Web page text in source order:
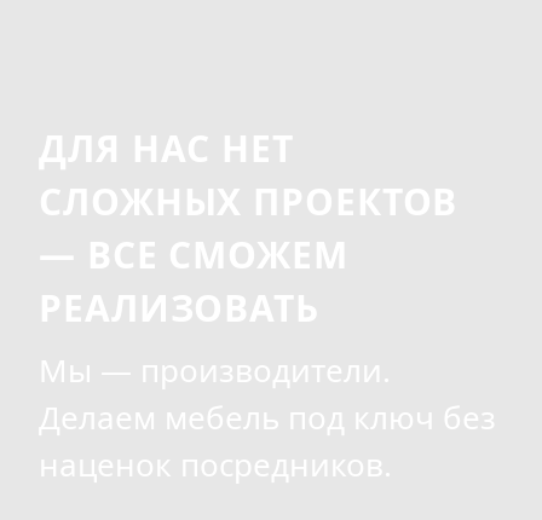
ДЛЯ НАС НЕТ
СЛОЖНЫХ ПРОЕКТОВ
— ВСЕ СМОЖЕМ
РЕАЛИЗОВАТЬ
Мы — производители.
Делаем мебель под ключ без
наценок посредников.